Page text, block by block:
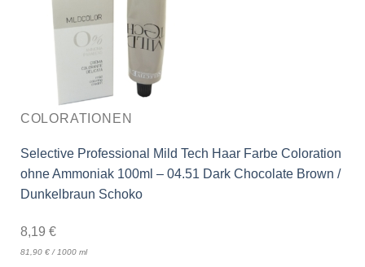
COLORATIONEN
Selective Professional Mild Tech Haar Farbe Coloration
ohne Ammoniak 100ml – 04.51 Dark Chocolate Brown /
Dunkelbraun Schoko
8,19 €
81,90 €/ 1000 ml